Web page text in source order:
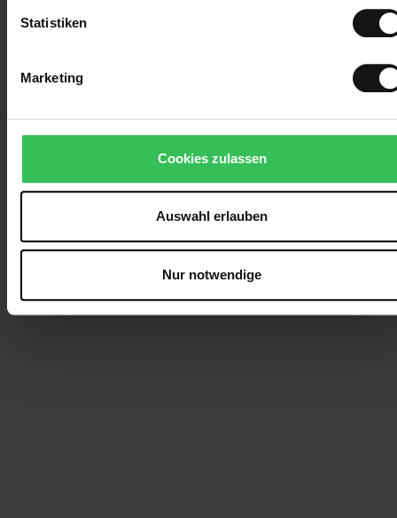
Statistiken
Marketing
Cookies zulassen
Auswahl erlauben
Nur notwendige